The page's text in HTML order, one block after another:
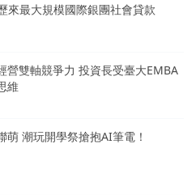
來最大規模國際銀團社會貸款
營雙軸競爭力 投資長受臺大EMBA
維
萌 潮玩開學祭搶抱AI筆電！